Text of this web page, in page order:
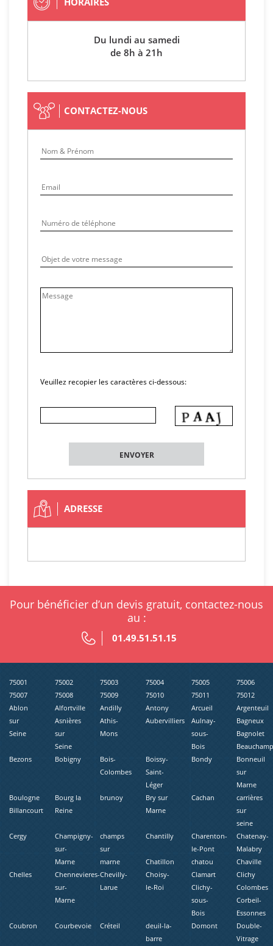
Du lundi au samedi
de 8h à 21h
CONTACTEZ-NOUS
Veuillez recopier les caractères ci-dessous:
ADRESSE
Pour bénéficier d’un devis gratuit, contactez-nous
au :
01.49.51.51.15
75001 75002 75003 75004 75005
75006
75007
75008 75009 75010 75011
75012
Ablon
sur
Seine
Alfortville Andilly Antony Arcueil
Argenteuil
Asnières
sur
Seine
Athis-
Mons
Aubervilliers
Aulnay-
sous-
Bois
Bagneux
Bagnolet
Bezons
Bobigny
Bois-
Colombes
Boissy-
Saint-
Léger
Bondy
Bonneuil
sur
Marne
Boulogne
Billancourt
Bourg la
Reine
brunoy
Bry sur
Marne
Cachan
carrières
sur
seine
Cergy
Champigny-
sur-
Marne
champs
sur
marne
Chantilly
Charenton-
le-Pont
Chatenay-
Malabry
Chatillon
chatou
Chaville
Chelles
Chennevieres-
sur-
Marne
Chevilly-
Larue
Choisy-
le-Roi
Clamart
Clichy
Clichy-
sous-
Bois
Colombes
Corbeil-
Essonnes
Coubron
Courbevoie Créteil
deuil-la-
barre
Domont
Double-
Vitrage